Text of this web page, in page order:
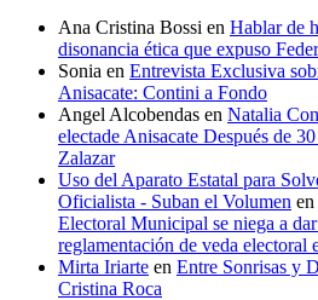
Ana Cristina Bossi en Hablar de
disonancia ética que expuso
Sonia en Entrevista Exclusiva
Anisacate: Contini a Fondo
Angel Alcobendas en Natalia
electade Anisacate Después de
Zalazar
Uso del Aparato Estatal para
Oficialista - Suban el Volumen en
Electoral Municipal se niega a
reglamentación de veda electoral
Mirta Iriarte en Entre Sonrisas y
Cristina Roca